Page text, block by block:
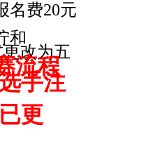
名费20元
和
更改为五
流程
手注
更